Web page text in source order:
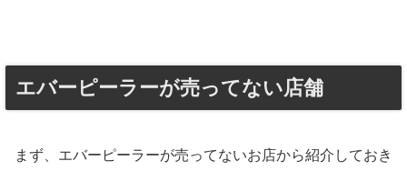
エバーピーラーが売ってない店舗
まず、エバーピーラーが売ってないお店から紹介しておき